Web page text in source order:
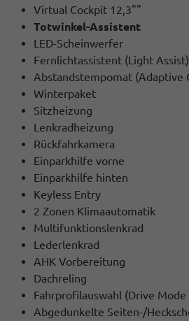
Virtual Cockpit 12,3""
Totwinkel-Assistent
LED-Scheinwerfer
Fernlichtassistent (Light Assist)
Abstandstempomat (Adaptive
Winterpaket
Sitzheizung
Lenkradheizung
Rückfahrkamera
Einparkhilfe vorne
Einparkhilfe hinten
Keyless Entry
2 Zonen Klimaautomatik
Multifunktionslenkrad
Lederlenkrad
AHK Vorbereitung
Dachreling
Fahrprofilauswahl (Drive Mode
Abgedunkelte Seiten-/